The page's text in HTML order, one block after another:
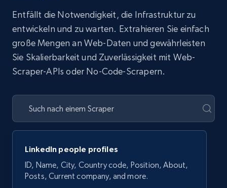
Entfällt die Notwendigkeit, die Infrastruktur zu
entwickeln und zu warten. Extrahieren Sie einfach
große Mengen an Web-Daten und gewährleisten
Sie Skalierbarkeit und Zuverlässigkeit mit Web-
Scraper-APIs oder No-Code-Scrapern.
LinkedIn people profiles
ID, Name, City, Country code, Position, About,
Posts, Current company, and more.